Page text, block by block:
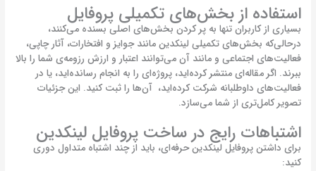
استفاده از بخش‌های تکمیلی پروفایل
بسیاری از کاربران تنها به پر کردن بخش‌های اصلی بسنده می‌کنند،
درحالی‌که بخش‌های تکمیلی لینکدین مانند جوایز و افتخارات، آثار چاپی،
فعالیت‌های اجتماعی و مانند آن می‌توانند اعتبار و ارزش رزومه‌ی شما را بالا
ببرند. اگر مقاله‌ای منتشر کرده‌اید، پروژه‌ای را به انجام رسانده‌اید، یا در
فعالیت‌های داوطلبانه شرکت کرده‌اید، آن‌ها را ثبت کنید. این جزئیات
تصویر کامل‌تری از شما می‌سازد.
اشتباهات رایج در ساخت پروفایل لینکدین
برای داشتن پروفایل لینکدین حرفه‌ای، باید از چند اشتباه متداول دوری
کنید: